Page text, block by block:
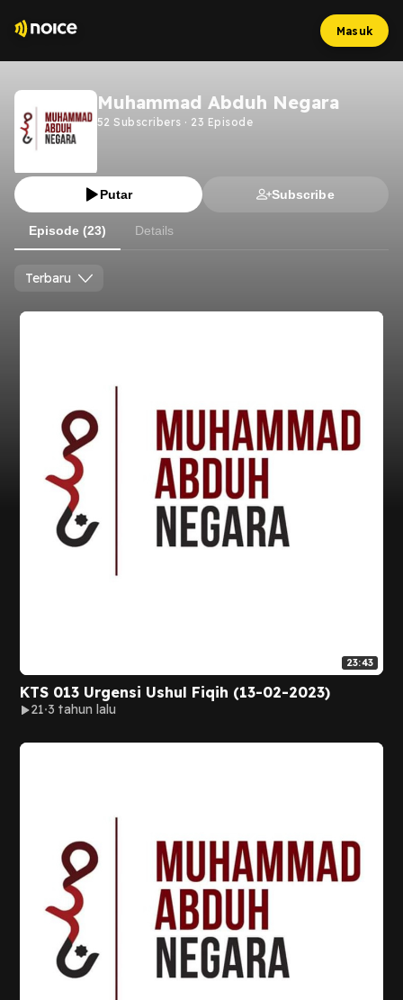
Masuk
Muhammad Abduh Negara
52 Subscribers · 23 Episode
Putar Subscribe
Episode (23) Details
Terbaru
23:43
KTS 013 Urgensi Ushul Fiqih (13-02-2023)
21 3 tahun lalu